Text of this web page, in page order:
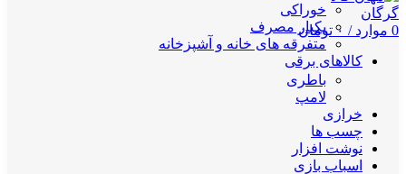
0 موارد / ۰ تومان
خوراکی
یکبار مصرف
متفرقه های خانه و آشپزخانه
کالاهای برقی
باطری
لامپ
خرازی
چسب ها
نوشت افزار
اسباب بازی